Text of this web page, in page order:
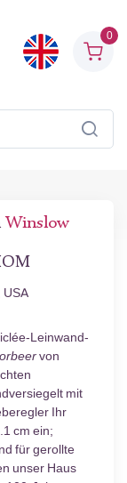
0
Winslow
USA
Leinwand-
von
mit
Ihr
cm ein;
für gerollte
unser Haus